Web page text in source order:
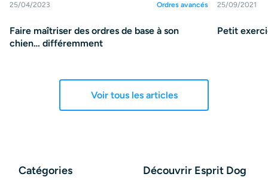
Catégories Découvrir Esprit Dog
25/04/2023 Ordres avancés
Faire maîtriser des ordres de base à son
chien… différemment
25/09/2021
Petit
Voir tous les articles